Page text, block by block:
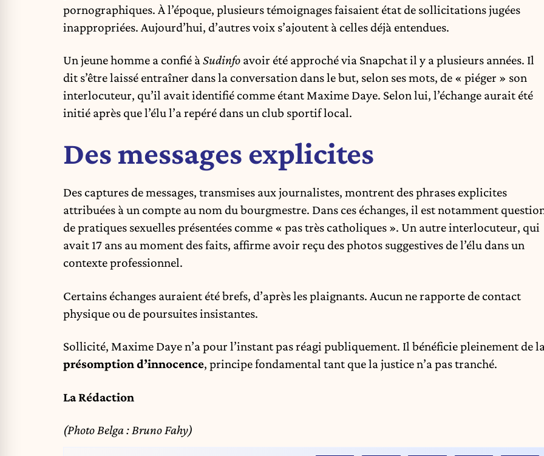
pornographiques. À l’époque, plusieurs témoignages faisaient état de sollicitations jugées
inappropriées. Aujourd’hui, d’autres voix s’ajoutent à celles déjà entendues.
Un jeune homme a confié àSudinfo avoir été approché via Snapchat il y a plusieurs années. Il
dit s’être laissé entraîner dans la conversation dans le but, selon ses mots, de « piéger » son
interlocuteur, qu’il avait identifié comme étant Maxime Daye. Selon lui, l’échange aurait été
initié après que l’élu l’a repéré dans un club sportif local.
Des messages explicites
Des captures de messages, transmises aux journalistes, montrent des phrases explicites
attribuées à un compte au nom du bourgmestre. Dans ces échanges, il est notamment
de pratiques sexuelles présentées comme « pas très catholiques ». Un autre interlocuteur, qui
avait 17 ans au moment des faits, affirme avoir reçu des photos suggestives de l’élu dans un
contexte professionnel.
Certains échanges auraient été brefs, d’après les plaignants. Aucun ne rapporte de contact
physique ou de poursuites insistantes.
Sollicité, Maxime Daye n’a pour l’instant pas réagi publiquement. Il bénéficie pleinement de
présomption d’innocence, principe fondamental tant que la justice n’a pas tranché.
La Rédaction
(Photo Belga : Bruno Fahy)